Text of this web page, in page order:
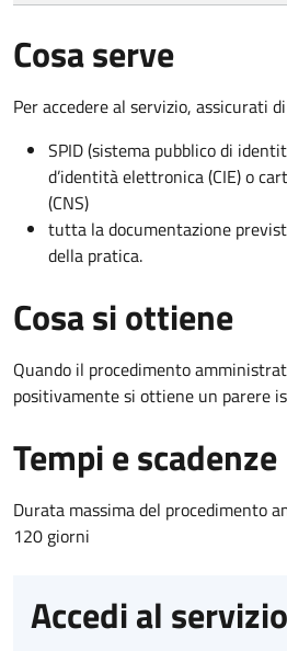
Cosa serve
Per accedere al servizio, assicurati
SPID (sistema pubblico di
d’identità elettronica (CIE) o
(CNS)
tutta la documentazione
della pratica.
Cosa si ottiene
Quando il procedimento
positivamente si ottiene un parere
Tempi e scadenze
Durata massima del procedimento
120 giorni
Accedi al servizio